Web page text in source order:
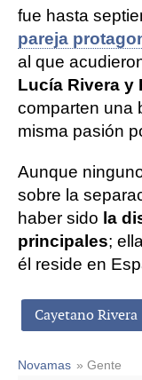
fue hasta
pareja
al que
Lucía Rivera y
comparten una
misma pasión
Aunque
sobre la
haber sido la
principales;
él reside en
Cayetano Rivera
Novamas » Gente